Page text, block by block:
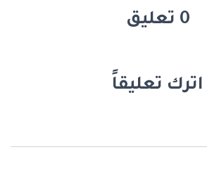
0 تعليق
اترك تعليقاً